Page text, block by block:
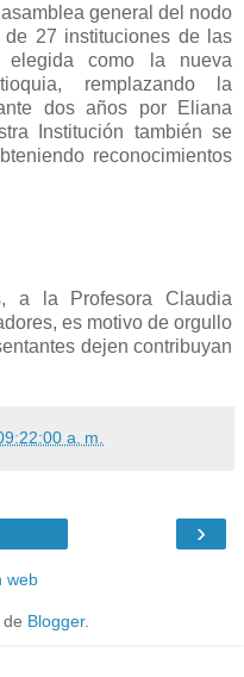
general del nodo
27 instituciones de las
elegida como la nueva
remplazando la
dos años por Eliana
Institución también se
reconocimientos
a la Profesora Claudia
es motivo de orgullo
dejen contribuyan
a. m.
›
web
Blogger.